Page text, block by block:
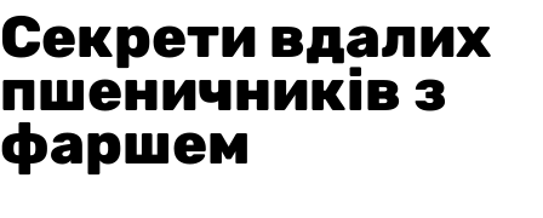
Секрети вдалих
пшеничників з
фаршем